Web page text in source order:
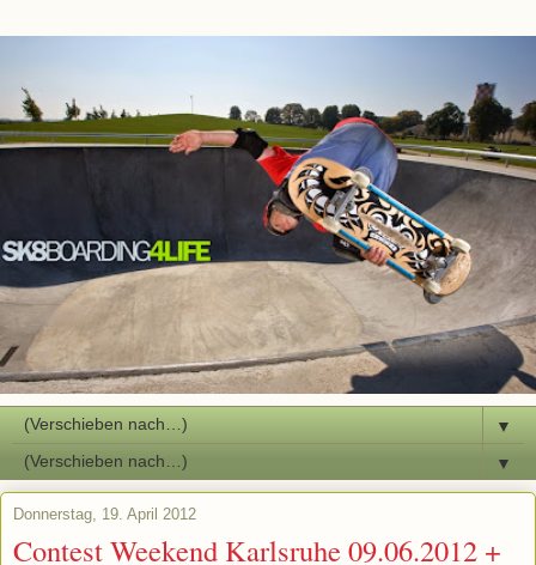
▼
▼
Donnerstag, 19. April 2012
Contest Weekend Karlsruhe 09.06.2012 +